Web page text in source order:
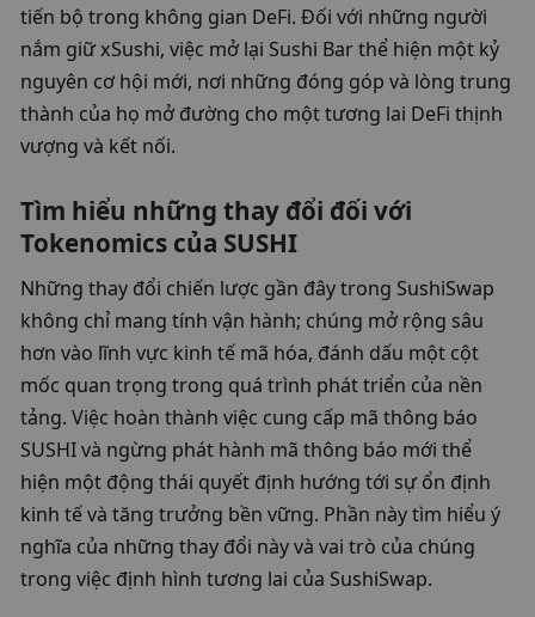
tiến bộ trong không gian DeFi. Đối với những người
nắm giữ xSushi, việc mở lại Sushi Bar thể hiện một kỷ
nguyên cơ hội mới, nơi những đóng góp và lòng trung
thành của họ mở đường cho một tương lai DeFi thịnh
vượng và kết nối.
Tìm hiểu những thay đổi đối với
Tokenomics của SUSHI
Những thay đổi chiến lược gần đây trong SushiSwap
không chỉ mang tính vận hành; chúng mở rộng sâu
hơn vào lĩnh vực kinh tế mã hóa, đánh dấu một cột
mốc quan trọng trong quá trình phát triển của nền
tảng. Việc hoàn thành việc cung cấp mã thông báo
SUSHI và ngừng phát hành mã thông báo mới thể
hiện một động thái quyết định hướng tới sự ổn định
kinh tế và tăng trưởng bền vững. Phần này tìm hiểu ý
nghĩa của những thay đổi này và vai trò của chúng
trong việc định hình tương lai của SushiSwap.